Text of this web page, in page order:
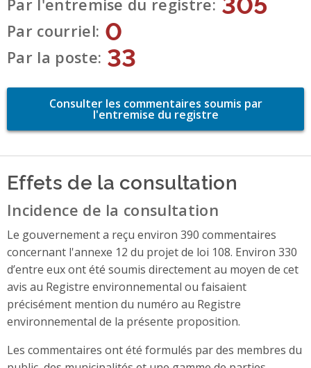
Par l'entremise du registre
Par courriel 0
Par la poste 33
Consulter les commentaires soumis par
l'entremise du registre
Effets de la consultation
Incidence de la consultation
Le gouvernement a reçu environ 390 commentaires
concernant l'annexe 12 du projet de loi 108. Environ 330
d’entre eux ont été soumis directement au moyen de cet
avis au Registre environnemental ou faisaient
précisément mention du numéro au Registre
environnemental de la présente proposition.
Les commentaires ont été formulés par des membres du